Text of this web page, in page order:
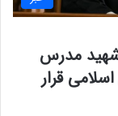
مدرس
قرار